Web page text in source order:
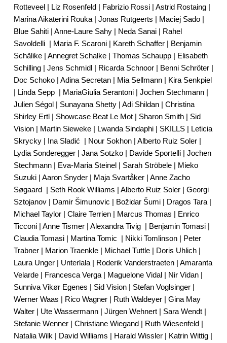
Rotteveel | Liz Rosenfeld | Fabrizio Rossi | Astrid Rostaing |
Marina Aikaterini Rouka | Jonas Rutgeerts | Maciej Sado |
Blue Sahiti | Anne-Laure Sahy | Neda Sanai | Rahel
Savoldelli | Maria F. Scaroni | Kareth Schaffer | Benjamin
Schälike | Annegret Schalke | Thomas Schaupp | Elisabeth
Schilling | Jens Schmidl | Ricarda Schnoor | Benni Schröter |
Doc Schoko | Adina Secretan | Mia Sellmann | Kira Senkpiel
| Linda Sepp | MariaGiulia Serantoni | Jochen Stechmann |
Julien Ségol | Sunayana Shetty | Adi Shildan | Christina
Shirley Ertl | Showcase Beat Le Mot | Sharon Smith | Sid
Vision | Martin Sieweke | Lwanda Sindaphi | SKILLS | Leticia
Skrycky | Ina Sladić | Nour Sokhon | Alberto Ruiz Soler |
Lydia Sonderegger | Jana Sotzko | Davide Sportelli | Jochen
Stechmann | Eva-Maria Steinel | Sarah Ströbele | Mieko
Suzuki | Aaron Snyder | Maja Svartåker | Anne Zacho
Søgaard | Seth Rook Williams | Alberto Ruiz Soler | Georgi
Sztojanov | Damir Šimunovic | Božidar Šumi | Dragos Tara |
Michael Taylor | Claire Terrien | Marcus Thomas | Enrico
Ticconi | Anne Tismer | Alexandra Tivig | Benjamin Tomasi |
Claudia Tomasi | Martina Tomic | Nikki Tomlinson | Peter
Trabner | Marion Traenkle | Michael Tuttle | Doris Uhlich |
Laura Unger | Unterlala | Roderik Vanderstraeten | Amaranta
Velarde | Francesca Verga | Maguelone Vidal | Nir Vidan |
Sunniva Vikør Egenes | Sid Vision | Stefan Voglsinger |
Werner Waas | Rico Wagner | Ruth Waldeyer | Gina May
Walter | Ute Wassermann | Jürgen Wehnert | Sara Wendt |
Stefanie Wenner | Christiane Wiegand | Ruth Wiesenfeld |
Natalia Wilk | David Williams | Harald Wissler | Katrin Wittig |